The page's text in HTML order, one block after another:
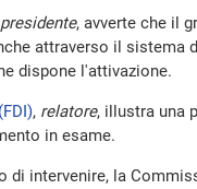
presidente, avverte che il
attraverso il sistema
dispone l'attivazione.
(FDI), relatore, illustra una
in esame.
intervenire, la